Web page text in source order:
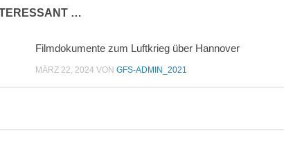
…
Filmdokumente zum Luftkrieg über Hannover
MÄRZ 22, 2024 VON GFS-ADMIN_2021